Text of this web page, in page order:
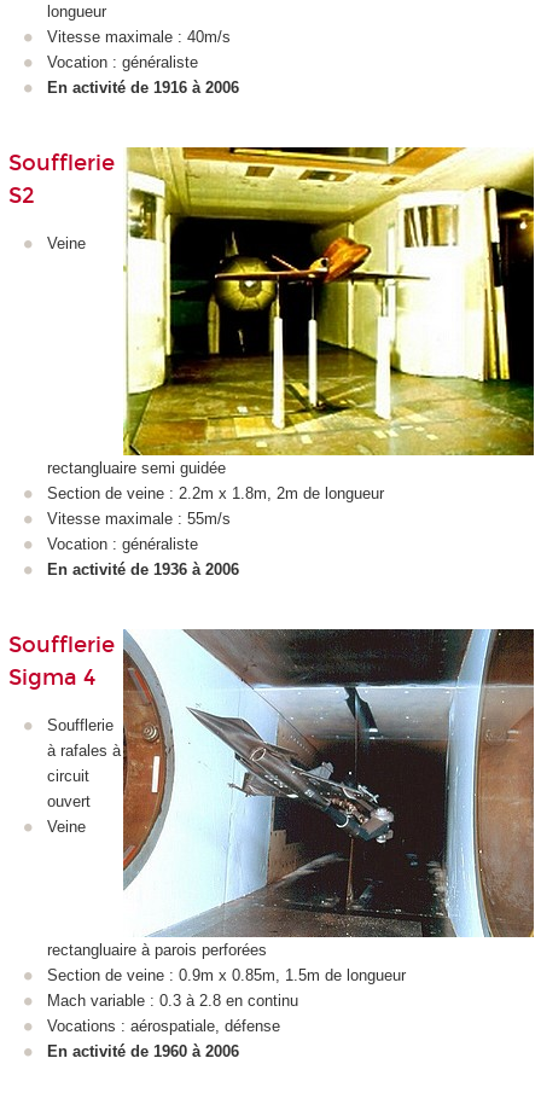
longueur
Vitesse maximale : 40m/s
Vocation : généraliste
En activité de 1916 à 2006
Soufflerie
S2
Veine
rectangluaire semi guidée
Section de veine : 2.2m x 1.8m, 2m de longueur
Vitesse maximale : 55m/s
Vocation : généraliste
En activité de 1936 à 2006
Soufflerie
Sigma 4
Soufflerie
à rafales à
circuit
ouvert
Veine
rectangluaire à parois perforées
Section de veine : 0.9m x 0.85m, 1.5m de longueur
Mach variable : 0.3 à 2.8 en continu
Vocations : aérospatiale, défense
En activité de 1960 à 2006